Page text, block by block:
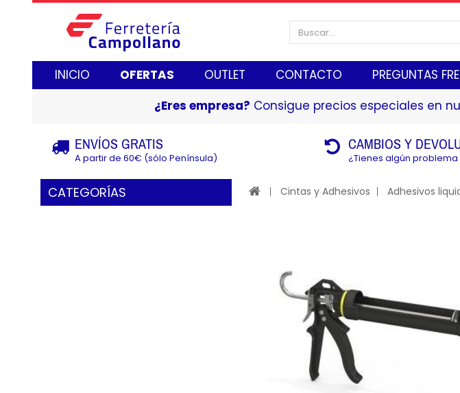
INICIO OFERTAS OUTLET CONTACTO PREGUNTAS
¿Eres empresa? Consigue precios especiales en
ENVÍOS GRATIS
A partir de 60€ (sólo Península)
CAMBIOS Y
¿Tienes algún
CATEGORÍAS Cintas y Adhesivos Adhesivos